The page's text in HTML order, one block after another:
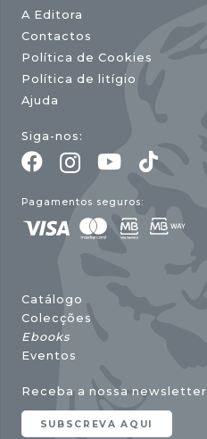
A Editora
Contactos
Política de Cookies
Política de litígio
Ajuda
Siga-nos:
Pagamentos seguros:
Catálogo
Colecções
Ebooks
Eventos
Receba a nossa newsletter
SUBSCREVA AQUI